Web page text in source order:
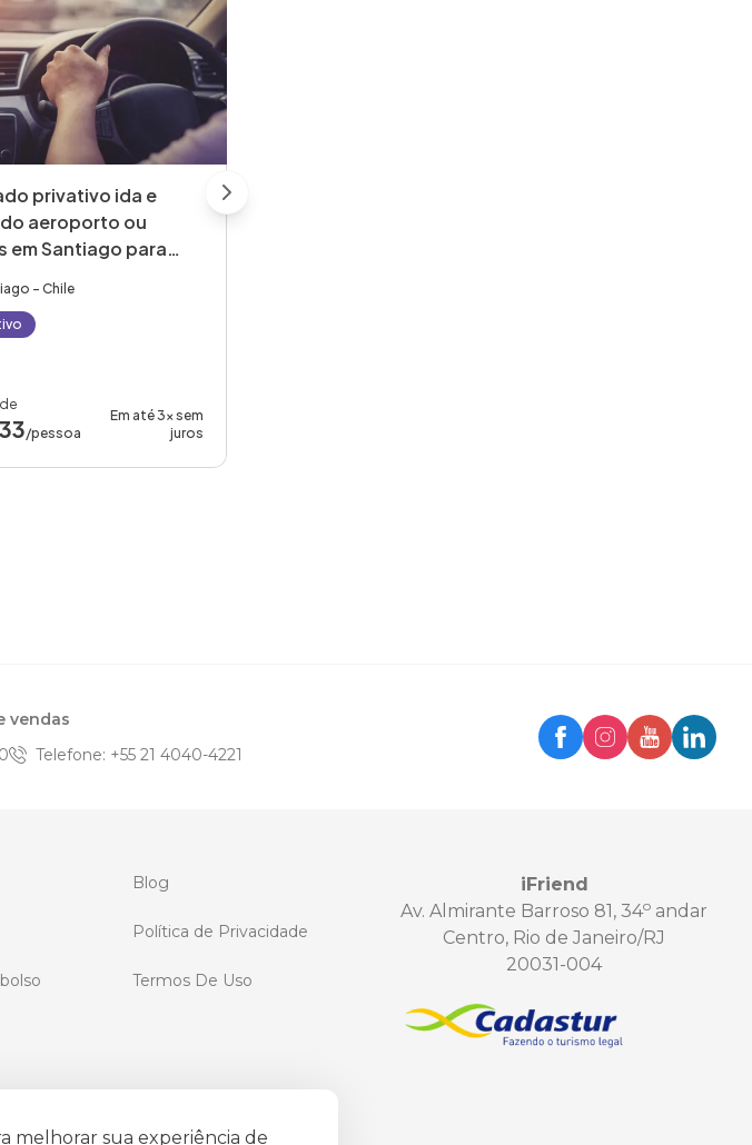
melhorar sua experiência de
privativo ida e
aeroporto ou
em Santiago para
Mar ou Valparaíso
- Chile
/pessoa
Em até 3x sem
juros
Next slide
vendas
Telefone: +55 21 4040-4221
Blog
Política de Privacidade
Termos De Uso
iFriend
Av. Almirante Barroso 81, 34o andar
Centro, Rio de Janeiro/RJ
20031-004